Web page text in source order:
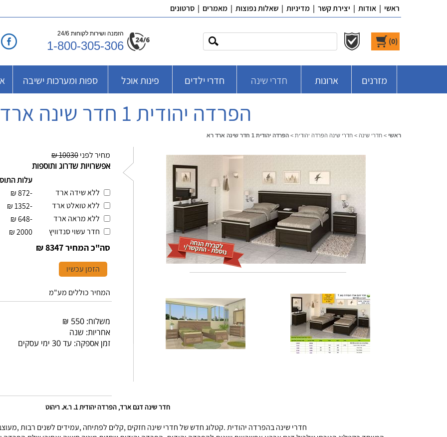
ראשי | אודות | יצירת קשר | מדיניות | שאלות נפוצות | מאמרים | סרטונים
(
0
)
הזמנה ושירות לקוחות 24/6
1-800-305-306
מזרנים ארונות חדרי שינה חדרי ילדים פינות אוכל ספות ומערכות ישיבה
הפרדה יהודית 1 חדר שינה ארד רא
ראשי > חדרי שינה > חדרי שינה הפרדה יהודית > הפרדה יהודית 1 חדר שינה ארד רא
מחיר לפני10030 ₪
אפשרויות שדרוג ותוספות
עלות
ללא שידה ארד
-872
₪
ללא טואלט ארד
-1352
₪
ללא מראה ארד
-648
₪
חדר עשוי סנדוויץ
2000
₪
סה"כ המחיר8347 ₪
הזמן עכשיו
המחיר כוללים מע"מ
משלוח: 550 ₪
אחריות: שנה
זמן אספקה: עד 30 ימי עסקים
חדר שינה דגם ארד, הפרדה יהודית 1. ר.א. ריהוט
חדרי שינה בהפרדה יהודית .קטלוג חדש של חדרי שינה חזקים ,קלים לפתיחה ,עמידים לשנים רבות